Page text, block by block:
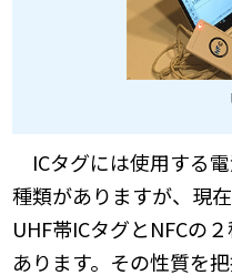
ICタグには使用する
種類がありますが、現
UHF帯ICタグとNFCの
あります。その性質を